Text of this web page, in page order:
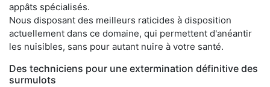
appâts spécialisés.
Nous disposant des meilleurs raticides à disposition
actuellement dans ce domaine, qui permettent d'anéantir
les nuisibles, sans pour autant nuire à votre santé.
Des techniciens pour une extermination définitive des
surmulots